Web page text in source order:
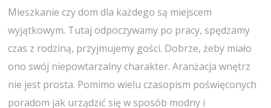
Mieszkanie czy dom dla każdego są miejscem
wyjątkowym. Tutaj odpoczywamy po pracy, spędzamy
czas z rodziną, przyjmujemy gości. Dobrze, żeby miało
ono swój niepowtarzalny charakter. Aranżacja wnętrz
nie jest prosta. Pomimo wielu czasopism poświęconych
poradom jak urządzić się w sposób modny i